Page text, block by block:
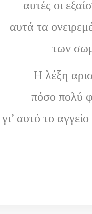
αυτές οι
αυτά τα
των
Η λέξη
πόσο πολύ
γι’ αυτό το